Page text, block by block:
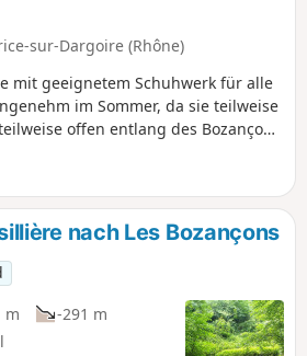
sur-Dargoire (Rhône)
mit geeignetem Schuhwerk für alle
im Sommer, da sie teilweise
offen entlang des Bozançon
als 1000 m Straße (mit wenig
am Fluss.
nach Les Bozançons
m
-291 m